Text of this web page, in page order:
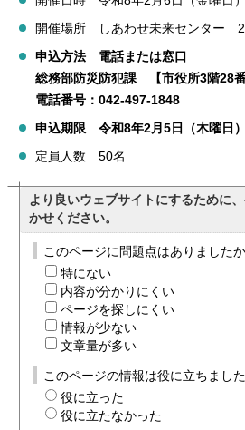
開催場所 しあわせ未来センター
申込方法 電話または窓口
総務部防災防犯課 【市役所3階28番
電話番号：042-497-1848
申込期限 令和8年2月5日（木曜日
定員人数 50名
より良いウェブサイトにするために
かせください。
このページに問題点はありました
特にない
内容が分かりにくい
ページを探しにくい
情報が少ない
文章量が多い
このページの情報は役に立ちまし
役に立った
役に立たなかった